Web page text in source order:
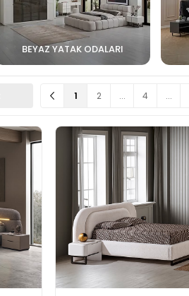
BEYAZ YATAK ODALARI
1 2 ... 4 ...